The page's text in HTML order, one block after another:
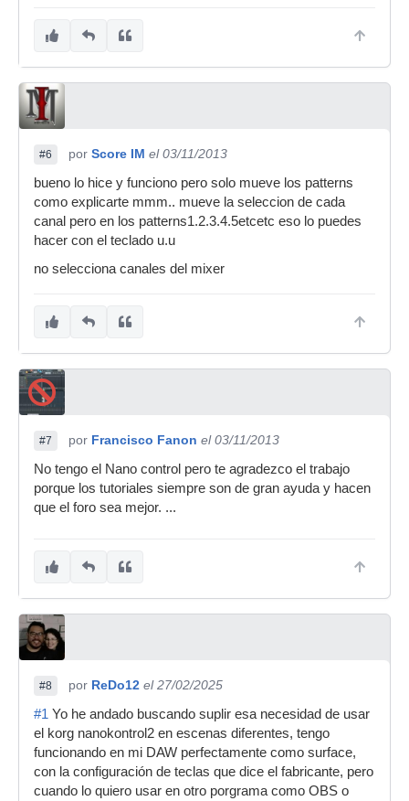
#6 por Score IM el 03/11/2013
bueno lo hice y funciono pero solo mueve los patterns
como explicarte mmm.. mueve la seleccion de cada
canal pero en los patterns1.2.3.4.5etcetc eso lo puedes
hacer con el teclado u.u
no selecciona canales del mixer
#7 por Francisco Fanon el 03/11/2013
No tengo el Nano control pero te agradezco el trabajo
porque los tutoriales siempre son de gran ayuda y hacen
que el foro sea mejor. ...
#8 por ReDo12 el 27/02/2025
#1 Yo he andado buscando suplir esa necesidad de usar
el korg nanokontrol2 en escenas diferentes, tengo
funcionando en mi DAW perfectamente como surface,
con la configuración de teclas que dice el fabricante, pero
cuando lo quiero usar en otro porgrama como OBS o